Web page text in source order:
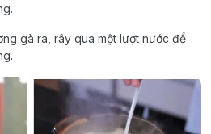
gà ra, rây qua một lượt nước để